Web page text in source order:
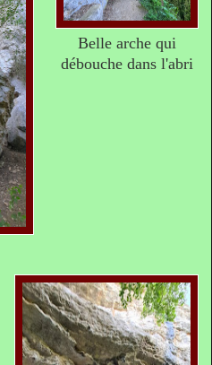
Belle arche qui
débouche dans l'abri